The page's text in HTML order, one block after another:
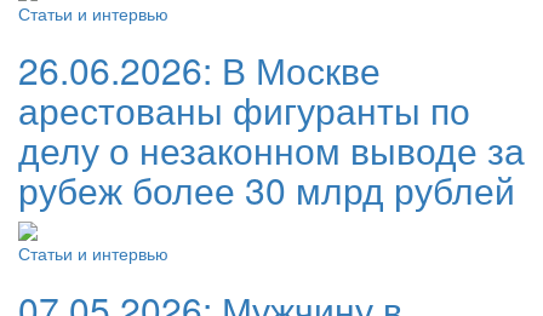
Статьи и интервью
26.06.2026: В Москве
арестованы фигуранты по
делу о незаконном выводе за
рубеж более 30 млрд рублей
Статьи и интервью